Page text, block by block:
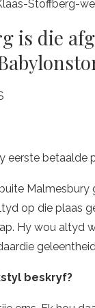
is die
eerste
op die plaas
Hy wou altyd
beskryf?